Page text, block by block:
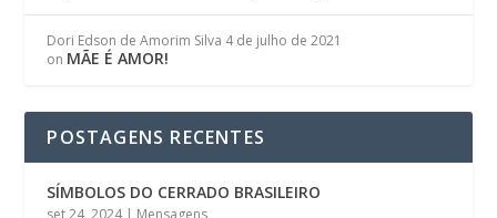
Dori Edson de Amorim Silva 4 de julho de 2021
on MÃE É AMOR!
POSTAGENS RECENTES
SÍMBOLOS DO CERRADO BRASILEIRO